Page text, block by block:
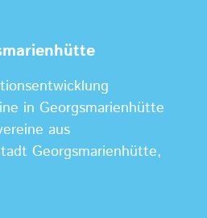
in Georgsmarienhütte
aus
Georgsmarienhütte,